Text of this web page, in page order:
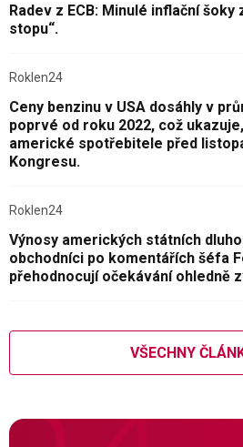
Radev z ECB: Minulé inflační
stopu“.
Roklen24
Ceny benzinu v USA dosáhly v
poprvé od roku 2022, což
americké spotřebitele před
Kongresu.
Roklen24
Výnosy amerických státních
obchodníci po komentářích šéfa
přehodnocují očekávání ohledně
VŠECHNY